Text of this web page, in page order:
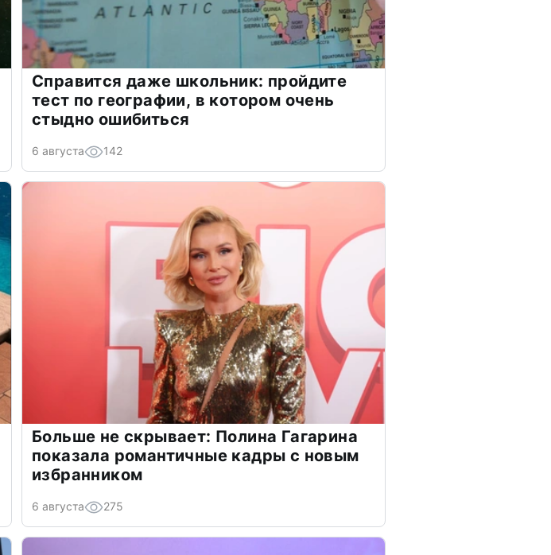
Справится даже школьник: пройдите
тест по географии, в котором очень
стыдно ошибиться
6 августа 142
Больше не скрывает: Полина Гагарина
показала романтичные кадры с новым
избранником
6 августа 275